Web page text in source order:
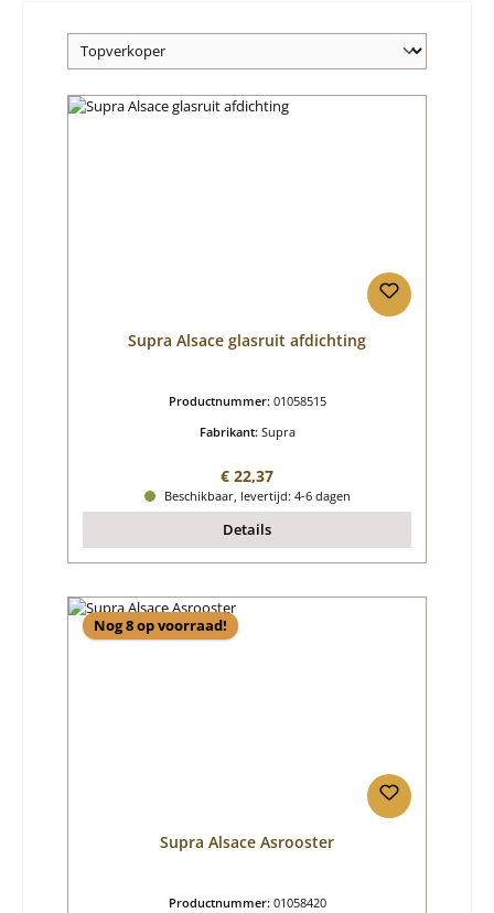
Supra Alsace glasruit afdichting
Productnummer: 01058515
Fabrikant: Supra
Normale prijs:
€ 22,37
Beschikbaar, levertijd: 4-6 dagen
Details
Nog 8 op voorraad!
Supra Alsace Asrooster
Productnummer: 01058420